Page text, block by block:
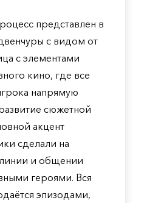
представлен в
с видом от
с элементами
кино, где все
напрямую
сюжетной
акцент
сделали на
и общении
героями. Вся
эпизодами,